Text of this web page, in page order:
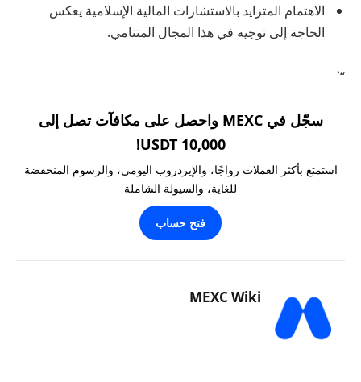
الاهتمام المتزايد بالاستشارات المالية الإسلامية يعكس
الحاجة إلى توجيه في هذا المجال المتنامي.
“`
سجّل في MEXC واحصل على مكافآت تصل إلى
10,000 USDT!
استمتع بأكثر العملات رواجًا، والإيردروب اليومي، والرسوم المنخفضة
للغاية، والسيولة الشاملة
فتح حساب
MEXC Wiki